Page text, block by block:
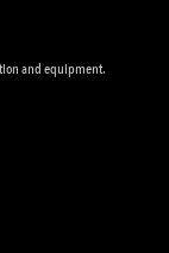
and equipment.